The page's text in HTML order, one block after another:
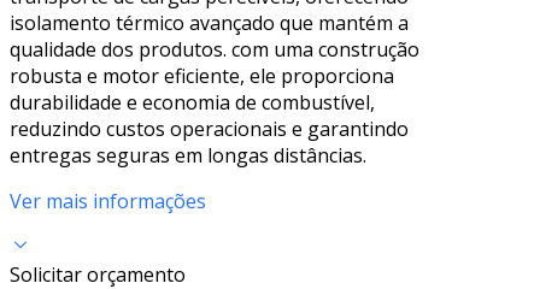
isolamento térmico avançado que mantém a
qualidade dos produtos. com uma construção
robusta e motor eficiente, ele proporciona
durabilidade e economia de combustível,
reduzindo custos operacionais e garantindo
entregas seguras em longas distâncias.
Ver mais informações
Solicitar orçamento